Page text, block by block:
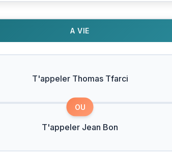
A VIE
T'appeler Thomas Tfarci
OU
T'appeler Jean Bon